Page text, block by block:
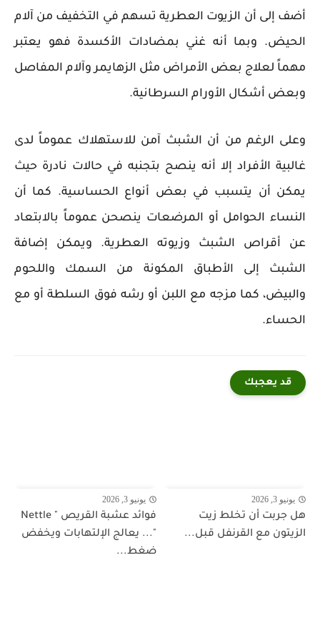
أضف إلى أن الزيوت العطرية تسهم في التخفيف من آلام
الحيض. وبما أنه غني بمضادات الأكسدة فهو يعتبر
مهماً لعلاج بعض الأمراض مثل الزهايمر وآلام المفاصل
وبعض أشكال الأورام السرطانية.
وعلى الرغم من أن الشبث آمن للاستهلاك عموماً لدى
غالبية الأفراد إلا أنه ينصح بتجنبه في حالات نادرة حيث
يمكن أن يتسبب في بعض أنواع الحساسية. كما أن
النساء الحوامل أو المرضعات ينصحن عموماً بالابتعاد
عن أقراص الشبث وزيوته العطرية. ويمكن إضافة
الشبث إلى الأطباق المكونة من السمك واللحوم
والبيض، كما مزجه مع اللبن أو رشه فوق السلطة أو مع
الحساء.
قد يعجبك
يونيو 3, 2026
هل جربت أن تخلط زيت
الزيتون مع القرنفل قبل...
يونيو 3, 2026
فوائد عشبة القريص " Nettle
"... يعالج الإلتهابات ويخفض
ضغط...